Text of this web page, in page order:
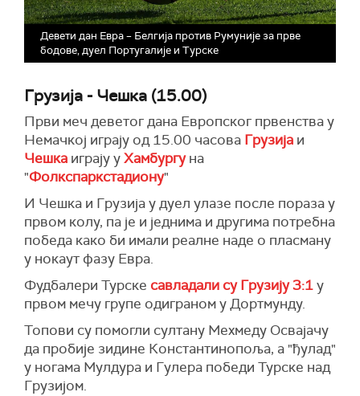
Девети дан Евра – Белгија против Румуније за прве
бодове, дуел Португалије и Турске
Грузија - Чешка (15.00)
Први меч деветог дана Европског првенства у
Немачкој играју од 15.00 часова Грузија и
Чешка играју уХамбургу на
"Фолкспаркстадиону"
И Чешка и Грузија у дуел улазе после пораза у
првом колу, па је и једнима и другима потребна
победа како би имали реалне наде о пласману
у нокаут фазу Евра.
Фудбалери Турске савладали су Грузију 3:1у
првом мечу групе одиграном у Дортмунду.
Топови су помогли султану Мехмеду Освајачу
да пробије зидине Константинопоља, а "ђулад"
у ногама Мулдура и Гулера победи Турске над
Грузијом.